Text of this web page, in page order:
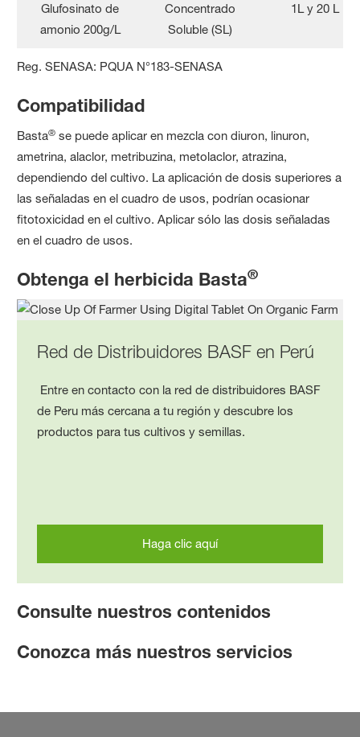
Glufosinato de
amonio 200g/L
Concentrado
Soluble (SL)
1L y 20 L
Reg. SENASA: PQUA N°183-SENASA
Compatibilidad
Basta® se puede aplicar en mezcla con diuron, linuron,
ametrina, alaclor, metribuzina, metolaclor, atrazina,
dependiendo del cultivo. La aplicación de dosis superiores a
las señaladas en el cuadro de usos, podrían ocasionar
fitotoxicidad en el cultivo. Aplicar sólo las dosis señaladas
en el cuadro de usos.
Obtenga el herbicida Basta®
Red de Distribuidores BASF en Perú
Entre en contacto con la red de distribuidores BASF
de Peru más cercana a tu región y descubre los
productos para tus cultivos y semillas.
Haga clic aquí
Consulte nuestros contenidos
Conozca más nuestros servicios